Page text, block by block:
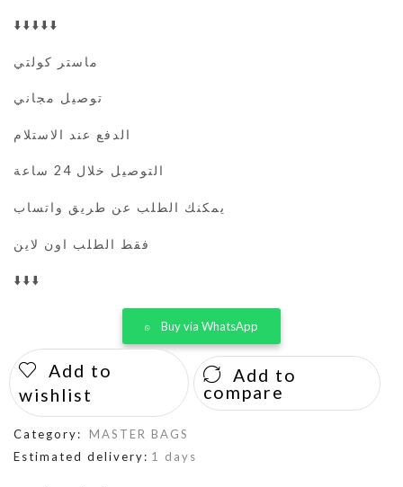
⬇️⬇️⬇️⬇️⬇️
ماستر كولتي
توصيل مجاني
الدفع عند الاستلام
التوصيل خلال 24 ساعة
يمكنك الطلب عن طريق واتساب
فقط الطلب اون لاين
⬇️⬇️⬇️
Buy via WhatsApp
Add to
wishlist
Add to
compare
Category:
MASTER BAGS
Estimated delivery: 1 days